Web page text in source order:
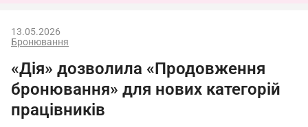
Бронювання
13.05.2026
«Дія» дозволила «Продовження
бронювання» для нових категорій
працівників